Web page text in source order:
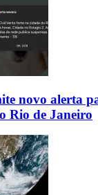
novo alerta
Rio de Janeiro